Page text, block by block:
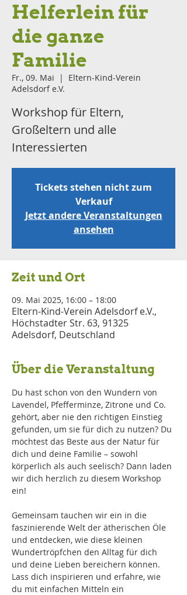
Helferlein für
die ganze
Familie
Fr., 09. Mai
  |
Eltern-Kind-Verein
Adelsdorf e.V.
Workshop für Eltern,
Großeltern und alle
Interessierten
Tickets stehen nicht zum
Verkauf
Jetzt andere Veranstaltungen
ansehen
Zeit und Ort
09. Mai 2025, 16:00 – 18:00
Eltern-Kind-Verein Adelsdorf e.V.,
Höchstadter Str. 63, 91325
Adelsdorf, Deutschland
Über die Veranstaltung
Du hast schon von den Wundern von
Lavendel, Pfefferminze, Zitrone und Co.
gehört, aber nie den richtigen Einstieg
gefunden, um sie für dich zu nutzen? Du
möchtest das Beste aus der Natur für
dich und deine Familie – sowohl
körperlich als auch seelisch? Dann laden
wir dich herzlich zu diesem Workshop
ein!
Gemeinsam tauchen wir ein in die
faszinierende Welt der ätherischen Öle
und entdecken, wie diese kleinen
Wundertröpfchen den Alltag für dich
und deine Lieben bereichern können.
Lass dich inspirieren und erfahre, wie
du mit einfachen Mitteln ein